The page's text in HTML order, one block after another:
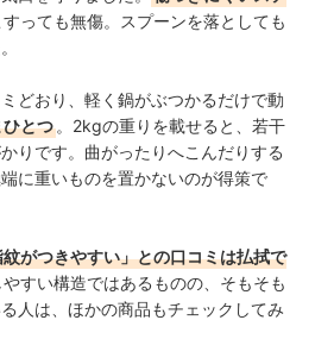
っても無傷。スプーンを落としても
どおり、軽く鍋がぶつかるだけで動
とつ 。2kgの重りを載せると、若干
りです。曲がったりへこんだりする
に重いものを置かないのが得策で
がつきやすい」との口コミは払拭で
すい構造ではあるものの、そもそも
人は、ほかの商品もチェックしてみ